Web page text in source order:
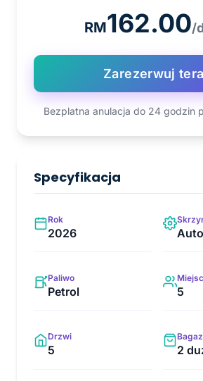
RM162.00/
Zarezerwuj
Bezplatna anulacja do 24 godzin
Specyfikacja
Rok
2026
Paliwo
Petrol 5
Drzwi
5
Bagaz
2